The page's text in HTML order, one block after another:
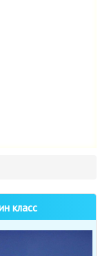
класс